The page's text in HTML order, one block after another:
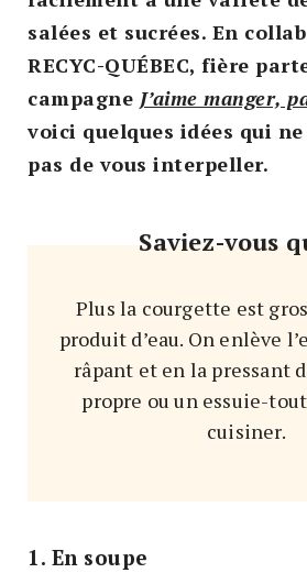
salées et sucrées. En
RECYC-QUÉBEC, fière
campagne J’aime manger,
voici quelques idées qui
pas de vous interpeller.
Saviez-vous
Plus la courgette est
produit d’eau. On enlève
râpant et en la pressant
propre ou un essuie-
cuisiner.
1. En soupe